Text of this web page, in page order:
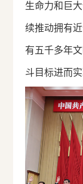
生命力和巨
续推动拥有
有五千多年
斗目标进而